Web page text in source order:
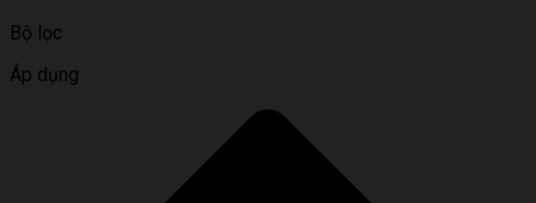
Bộ lọc
Áp dụng